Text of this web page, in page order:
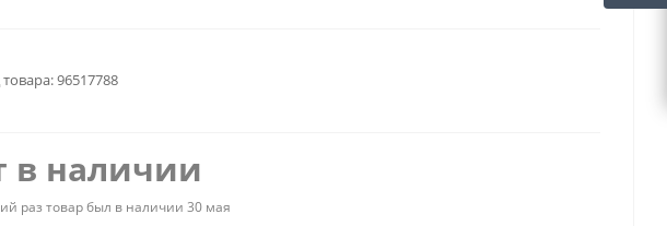
96517788
в наличии
раз товар был в наличии 30 мая